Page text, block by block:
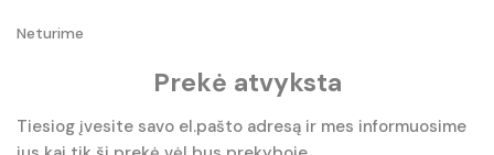
Neturime
Prekė atvyksta
Tiesiog įvesite savo el.pašto adresą ir mes informuosime